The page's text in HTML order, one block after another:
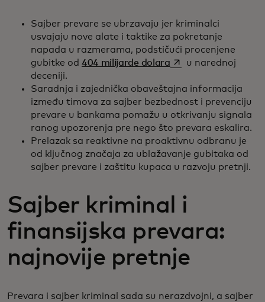
Sajber prevare se ubrzavaju jer kriminalci
usvajaju nove alate i taktike za pokretanje
napada u razmerama, podstičući procenjene
gubitke od 404 milijarde dolaraopens in a new tab
u narednoj
deceniji.
Saradnja i zajednička obaveštajna informacija
između timova za sajber bezbednost i prevenciju
prevare u bankama pomažu u otkrivanju signala
ranog upozorenja pre nego što prevara eskalira.
Prelazak sa reaktivne na proaktivnu odbranu je
od ključnog značaja za ublažavanje gubitaka od
sajber prevare i zaštitu kupaca u razvoju pretnji.
Sajber kriminal i
finansijska prevara:
najnovije pretnje
Prevara i sajber kriminal sada su nerazdvojni, a sajber